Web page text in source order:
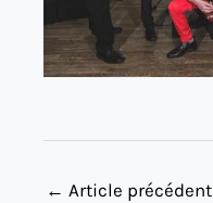
← Article précédent